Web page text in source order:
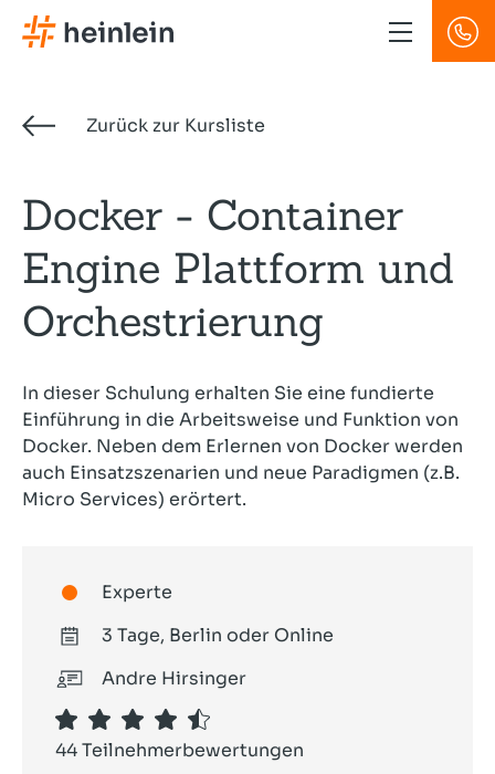
Direkt
zum
Zurück zur Kursliste
Docker - Container
Engine Plattform und
Orchestrierung
In dieser Schulung erhalten Sie eine fundierte
Einführung in die Arbeitsweise und Funktion von
Docker. Neben dem Erlernen von Docker werden
auch Einsatzszenarien und neue Paradigmen (z.B.
Micro Services) erörtert.
Experte
3 Tage, Berlin oder Online
Andre Hirsinger
44 Teilnehmerbewertungen